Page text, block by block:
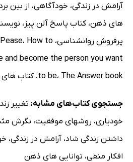
آرامش در زندگی، خودآگاهی، از بین
های ذهن،کتاب پاسخ آلن پیز ،
پرفروش روانشناسی، ، How to
and become the person you want
to be، The Answer book ،کتاب های
جستجوی کتاب‌های مشابه: تغییر
خودیاری، روشهای موفقیت، نگرش
داشتن زندگی شاد، آرامش در زندگی،
افکار منفی، توانایی های ذهن